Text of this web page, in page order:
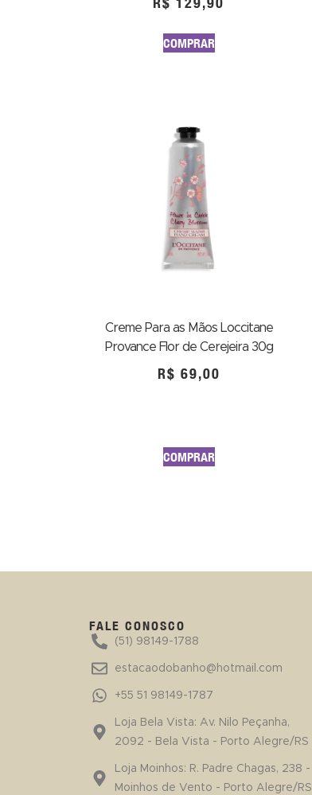
COMPRAR
Creme Para as Mãos Loccitane
Provance Flor de Cerejeira 30g
R$ 69,00
COMPRAR
FALE CONOSCO
(51) 98149-1788
estacaodobanho@hotmail.com
+55 51 98149-1787
Loja Bela Vista: Av. Nilo Peçanha,
2092 - Bela Vista - Porto Alegre/RS
Loja Moinhos: R. Padre Chagas, 238 -
Moinhos de Vento - Porto Alegre/RS